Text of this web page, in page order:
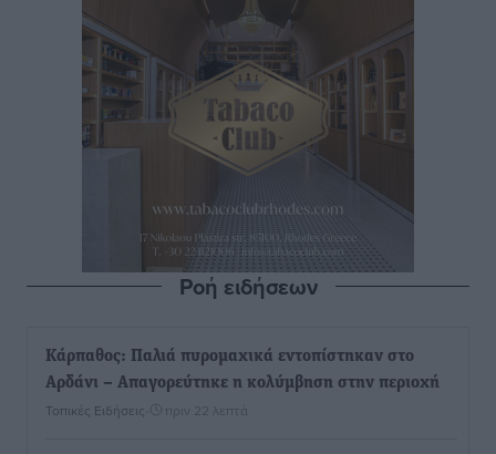
Ροή ειδήσεων
Κάρπαθος: Παλιά πυρομαχικά εντοπίστηκαν στο
Αρδάνι – Απαγορεύτηκε η κολύμβηση στην περιοχή
Τοπικές Ειδήσεις πριν 22 λεπτά